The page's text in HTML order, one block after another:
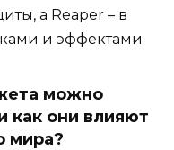
а Reaper – в
и эффектами.
можно
как они влияют
мира?